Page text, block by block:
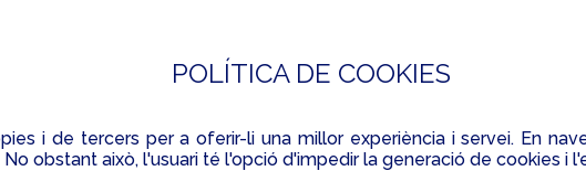
POLÍTICA DE COOKIES
i de tercers per a oferir-li una millor experiència i servei. En
obstant això, l'usuari té l'opció d'impedir la generació de cookies i